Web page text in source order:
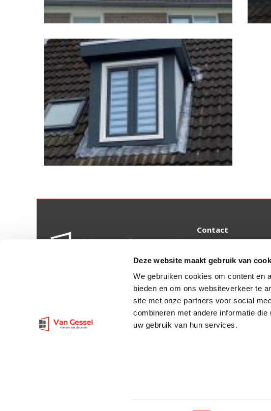
Deze website maakt gebruik van
We gebruiken cookies om content en
bieden en om ons websiteverkeer te
site met onze partners voor social
combineren met andere informatie
uw gebruik van hun services.
Contact
info@vangessel.nl
Wij werken in onze showroom graag op